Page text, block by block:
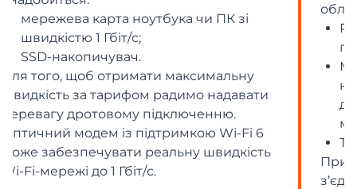
обладнання:
Роутер із портами 2.5G / 5G / 10G та
підтримкою Wi-Fi 6 або Wi-Fi 7
Мережева карта в ПК або ноутбуці з
необхідною апаратною підтримкою
для роботи з багатогігабітними
мережами.
Твердотільний накопичувач (SSD)
При використанні Wi-Fi швидкість
з’єднання може бути нижчою.